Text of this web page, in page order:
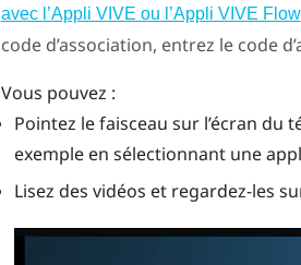
avec l’Appli VIVE ou l’Appli VIVE Flow
code d’association, entrez le code
Vous pouvez :
Pointez le faisceau sur l’écran
exemple en sélectionnant une
Lisez des vidéos et regardez-les